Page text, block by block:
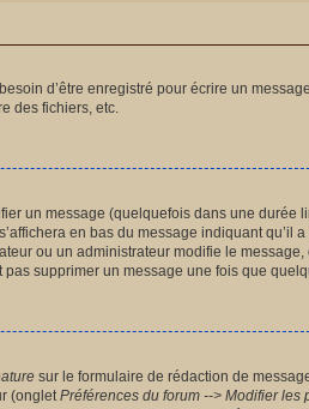
d’être enregistré pour écrire un
des fichiers, etc.
un message (quelquefois dans une durée
en bas du message indiquant qu’il
ou un administrateur modifie le
supprimer un message une fois que
sur le formulaire de rédaction de
(onglet Préférences du forum --> Modifier les